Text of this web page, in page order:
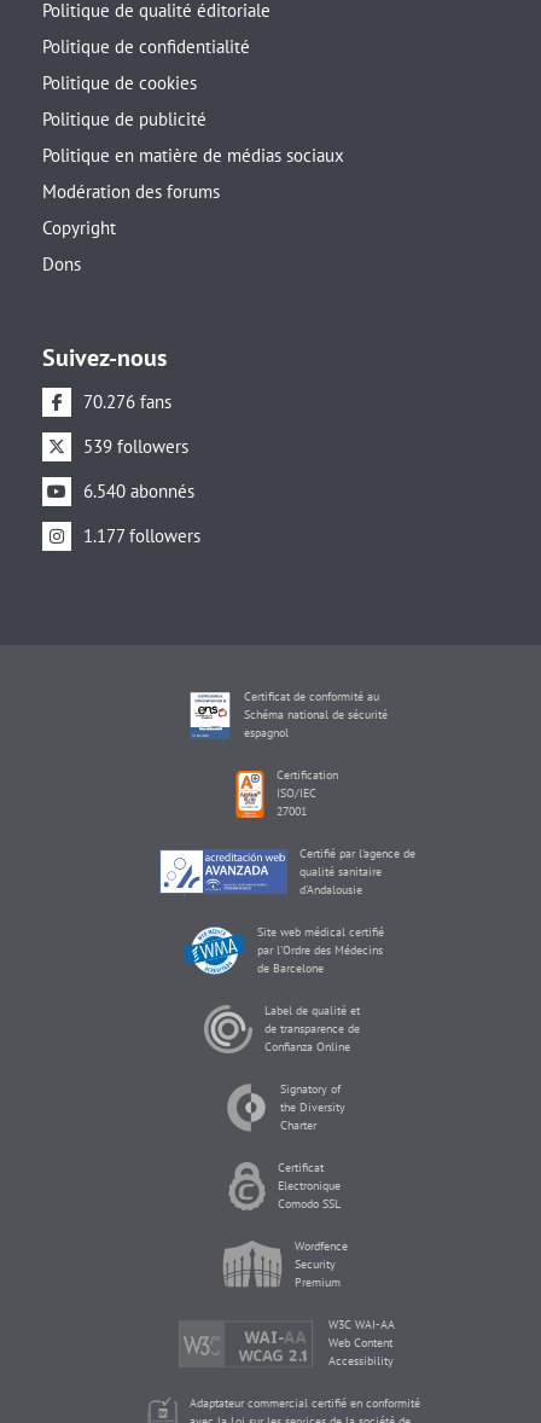
Politique de qualité éditoriale
Politique de confidentialité
Politique de cookies
Politique de publicité
Politique en matière de médias sociaux
Modération des forums
Copyright
Dons
Suivez-nous
70.276 fans
539 followers
6.540 abonnés
1.177 followers
Certificat de conformité au
Schéma national de sécurité
espagnol
Certification
ISO/IEC
27001
Certifié par l'agence de
qualité sanitaire
d'Andalousie
Site web médical certifié
par l'Ordre des Médecins
de Barcelone
Label de qualité et
de transparence de
Confianza Online
Signatory of
the Diversity
Charter
Certificat
Electronique
Comodo SSL
Wordfence
Security
Premium
W3C WAI-AA
Web Content
Accessibility
Adaptateur commercial certifié en conformité